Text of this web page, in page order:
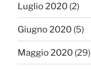
Luglio 2020 (2)
Giugno 2020 (5)
Maggio 2020 (29)